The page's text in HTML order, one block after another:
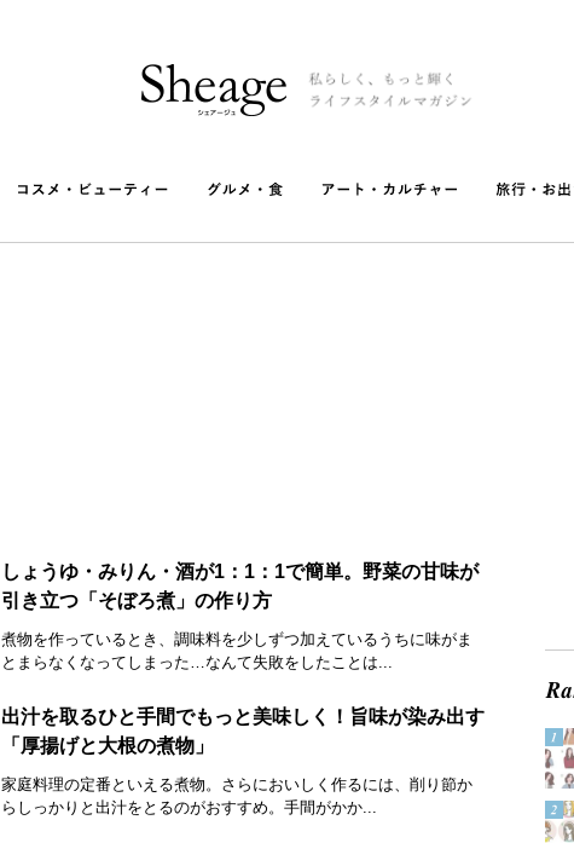
しょうゆ・みりん・酒が1：1：1で簡単。野菜の甘味が
引き立つ「そぼろ煮」の作り方
煮物を作っているとき、調味料を少しずつ加えているうちに味がま
とまらなくなってしまった…なんて失敗をしたことは...
出汁を取るひと手間でもっと美味しく！旨味が染み出す
「厚揚げと大根の煮物」
家庭料理の定番といえる煮物。さらにおいしく作るには、削り節か
らしっかりと出汁をとるのがおすすめ。手間がかか...